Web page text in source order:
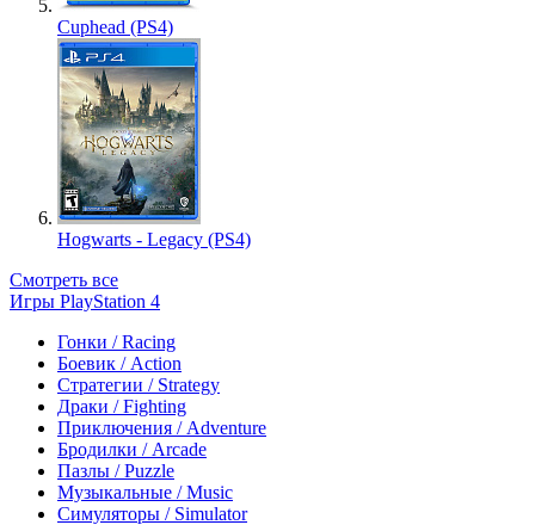
Cuphead (PS4)
Hogwarts - Legacy (PS4)
Смотреть все
Игры PlayStation 4
Гонки / Racing
Боевик / Action
Стратегии / Strategy
Драки / Fighting
Приключения / Adventure
Бродилки / Arcade
Пазлы / Puzzle
Музыкальные / Music
Симуляторы / Simulator